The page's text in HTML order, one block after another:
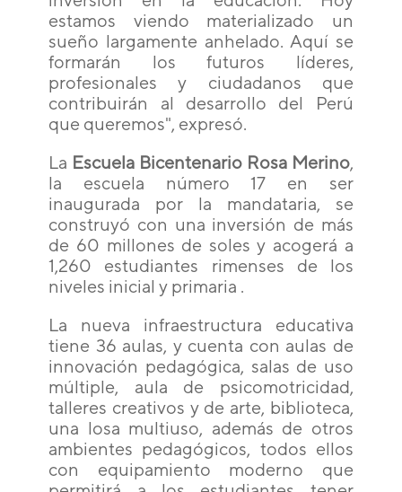
estamos viendo materializado un
sueño largamente anhelado. Aquí se
formarán los futuros líderes,
profesionales y ciudadanos que
contribuirán al desarrollo del Perú
que queremos", expresó.
La Escuela Bicentenario Rosa Merino,
la escuela número 17 en ser
inaugurada por la mandataria, se
construyó con una inversión de más
de 60 millones de soles y acogerá a
1,260 estudiantes rimenses de los
niveles inicial y primaria .
La nueva infraestructura educativa
tiene 36 aulas, y cuenta con aulas de
innovación pedagógica, salas de uso
múltiple, aula de psicomotricidad,
talleres creativos y de arte, biblioteca,
una losa multiuso, además de otros
ambientes pedagógicos, todos ellos
con equipamiento moderno que